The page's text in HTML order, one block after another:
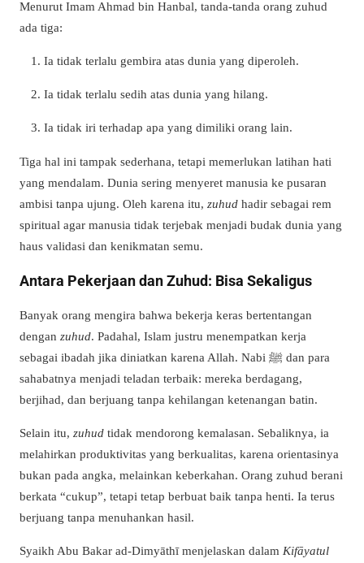
Menurut Imam Ahmad bin Hanbal, tanda-tanda orang zuhud
ada tiga:
Ia tidak terlalu gembira atas dunia yang diperoleh.
Ia tidak terlalu sedih atas dunia yang hilang.
Ia tidak iri terhadap apa yang dimiliki orang lain.
Tiga hal ini tampak sederhana, tetapi memerlukan latihan hati
yang mendalam. Dunia sering menyeret manusia ke pusaran
ambisi tanpa ujung. Oleh karena itu, zuhud hadir sebagai rem
spiritual agar manusia tidak terjebak menjadi budak dunia yang
haus validasi dan kenikmatan semu.
Antara Pekerjaan dan Zuhud: Bisa Sekaligus
Banyak orang mengira bahwa bekerja keras bertentangan
dengan zuhud. Padahal, Islam justru menempatkan kerja
sebagai ibadah jika diniatkan karena Allah. Nabi ﷺ dan para
sahabatnya menjadi teladan terbaik: mereka berdagang,
berjihad, dan berjuang tanpa kehilangan ketenangan batin.
Selain itu, zuhud tidak mendorong kemalasan. Sebaliknya, ia
melahirkan produktivitas yang berkualitas, karena orientasinya
bukan pada angka, melainkan keberkahan. Orang zuhud berani
berkata “cukup”, tetapi tetap berbuat baik tanpa henti. Ia terus
berjuang tanpa menuhankan hasil.
Syaikh Abu Bakar ad-Dimyāthī menjelaskan dalam Kifāyatul